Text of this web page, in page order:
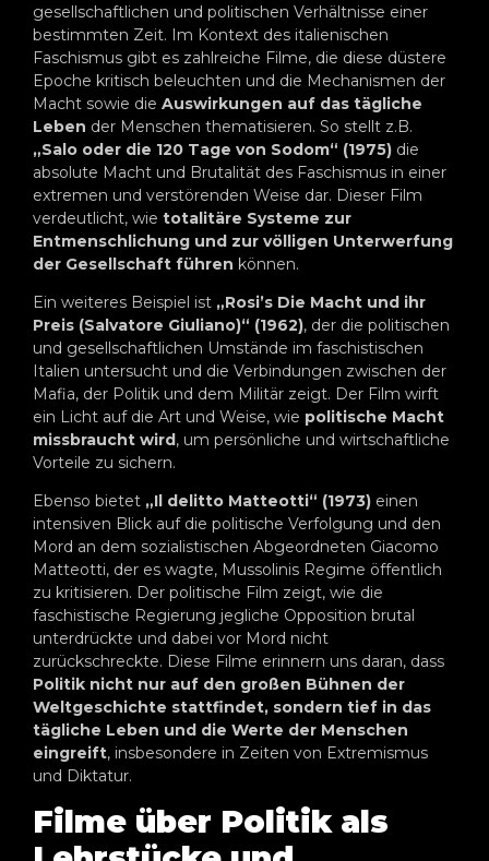
gesellschaftlichen und politischen Verhältnisse einer
bestimmten Zeit. Im Kontext des italienischen
Faschismus gibt es zahlreiche Filme, die diese düstere
Epoche kritisch beleuchten und die Mechanismen der
Macht sowie die Auswirkungen auf das tägliche
Leben der Menschen thematisieren. So stellt z.B.
„Salo oder die 120 Tage von Sodom“ (1975) die
absolute Macht und Brutalität des Faschismus in einer
extremen und verstörenden Weise dar. Dieser Film
verdeutlicht, wie totalitäre Systeme zur
Entmenschlichung und zur völligen Unterwerfung
der Gesellschaft führen können.
Ein weiteres Beispiel ist „Rosi’s Die Macht und ihr
Preis (Salvatore Giuliano)“ (1962), der die politischen
und gesellschaftlichen Umstände im faschistischen
Italien untersucht und die Verbindungen zwischen der
Mafia, der Politik und dem Militär zeigt. Der Film wirft
ein Licht auf die Art und Weise, wie politische Macht
missbraucht wird, um persönliche und wirtschaftliche
Vorteile zu sichern.
Ebenso bietet „Il delitto Matteotti“ (1973) einen
intensiven Blick auf die politische Verfolgung und den
Mord an dem sozialistischen Abgeordneten Giacomo
Matteotti, der es wagte, Mussolinis Regime öffentlich
zu kritisieren. Der politische Film zeigt, wie die
faschistische Regierung jegliche Opposition brutal
unterdrückte und dabei vor Mord nicht
zurückschreckte. Diese Filme erinnern uns daran, dass
Politik nicht nur auf den großen Bühnen der
Weltgeschichte stattfindet, sondern tief in das
tägliche Leben und die Werte der Menschen
eingreift, insbesondere in Zeiten von Extremismus
und Diktatur.
Filme über Politik als